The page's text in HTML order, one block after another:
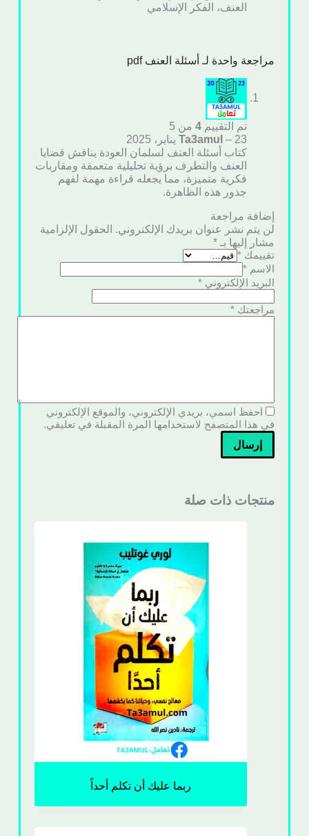
العنف، الفكر الإسلامي
مراجعة واحدة لـ أسئلة العنف pdf
تم التقييم 4من 5
Ta3amul– 23 يناير، 2025
كتاب أسئلة العنف لسلمان العودة يناقش قضايا
العنف والتطرف برؤية تحليلية متعمقة ومقاربات
فكرية متميزة، مما يجعله قراءة مهمة لفهم
جذور هذه الظاهرة.
إضافة مراجعة
لن يتم نشر عنوان بريدك الإلكتروني. الحقول الإلزامية
مشار إليها بـ *
تقييمك *
الاسم *
البريد الإلكتروني *
مراجعتك *
احفظ اسمي، بريدي الإلكتروني، والموقع الإلكتروني
في هذا المتصفح لاستخدامها المرة المقبلة في تعليقي.
إرسال
منتجات ذات صلة
ربما عليك أن تكلم أحداً